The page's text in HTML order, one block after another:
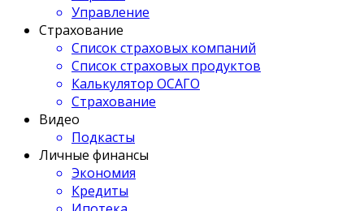
Управление
Страхование
Список страховых компаний
Список страховых продуктов
Калькулятор ОСАГО
Страхование
Видео
Подкасты
Личные финансы
Экономия
Кредиты